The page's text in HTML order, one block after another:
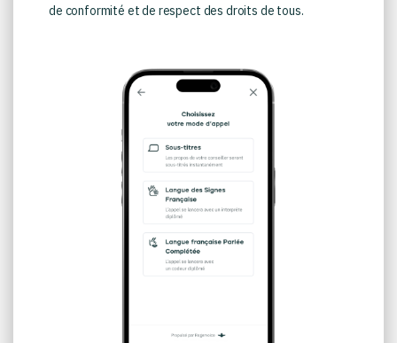
de conformité et de respect des droits de tous.